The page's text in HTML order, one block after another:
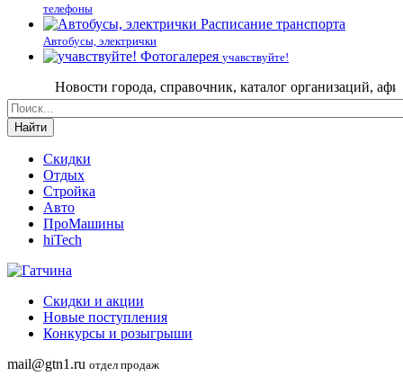
телефоны
Расписание транспорта
Автобусы, электрички
Фотогалерея учавствуйте!
Новости города, справочник, каталог организаций, афиша
Найти
Скидки
Отдых
Стройка
Авто
ПроМашины
hiTech
Скидки и акции
Новые поступления
Конкурсы и розыгрыши
mail@gtn1.ru отдел продаж